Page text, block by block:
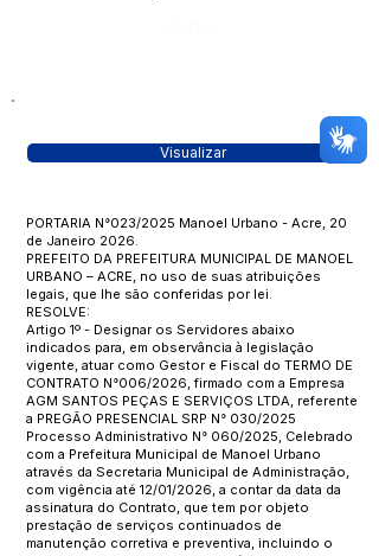
Visualizar
PORTARIA N°023/2025 Manoel Urbano - Acre, 20
de Janeiro 2026.
PREFEITO DA PREFEITURA MUNICIPAL DE MANOEL
URBANO – ACRE, no uso de suas atribuições
legais, que lhe são conferidas por lei.
RESOLVE:
Artigo 1º - Designar os Servidores abaixo
indicados para, em observância à legislação
vigente, atuar como Gestor e Fiscal do TERMO DE
CONTRATO N°006/2026, firmado com a Empresa
AGM SANTOS PEÇAS E SERVIÇOS LTDA, referente
a PREGÃO PRESENCIAL SRP N° 030/2025
Processo Administrativo N° 060/2025, Celebrado
com a Prefeitura Municipal de Manoel Urbano
através da Secretaria Municipal de Administração,
com vigência até 12/01/2026, a contar da data da
assinatura do Contrato, que tem por objeto
prestação de serviços continuados de
manutenção corretiva e preventiva, incluindo o